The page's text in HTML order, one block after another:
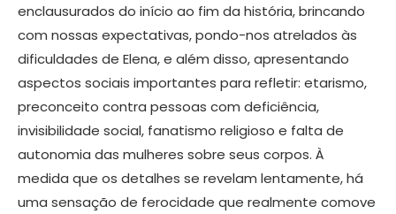
enclausurados do início ao fim da história, brincando
com nossas expectativas, pondo-nos atrelados às
dificuldades de Elena, e além disso, apresentando
aspectos sociais importantes para refletir: etarismo,
preconceito contra pessoas com deficiência,
invisibilidade social, fanatismo religioso e falta de
autonomia das mulheres sobre seus corpos. À
medida que os detalhes se revelam lentamente, há
uma sensação de ferocidade que realmente comove